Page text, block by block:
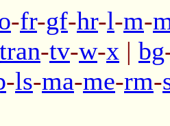
-fr-gf-hr-l-m-
tran-tv-w-x | bg
-ls-ma-me-rm-